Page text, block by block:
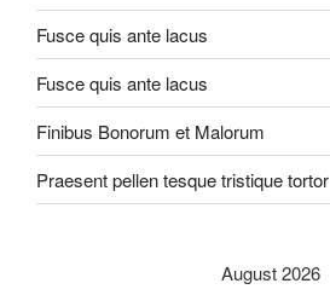
Fusce quis ante lacus
Fusce quis ante lacus
Finibus Bonorum et Malorum
Praesent pellen tesque tristique tortor
August 2026